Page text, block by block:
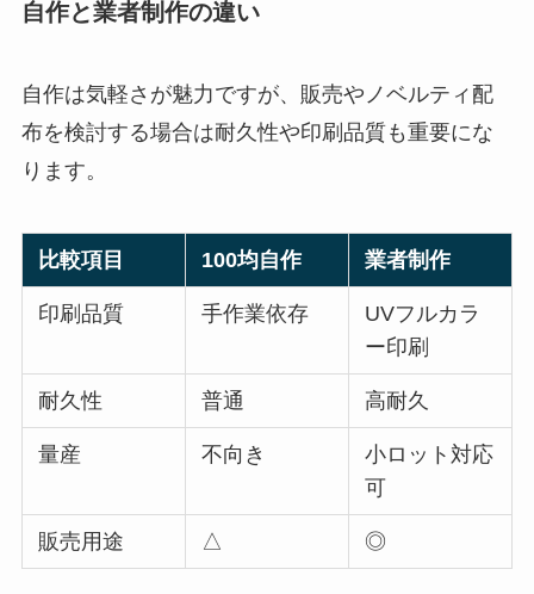
自作と業者制作の違い
自作は気軽さが魅力ですが、販売やノベルティ配
布を検討する場合は耐久性や印刷品質も重要にな
ります。
比較項目 100均自作 業者制作
印刷品質 手作業依存
UVフルカラ
ー印刷
耐久性 普通 高耐久
量産 不向き
小ロット対応
可
販売用途 △ ◎